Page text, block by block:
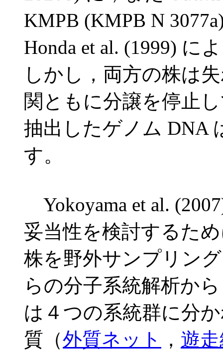
KMPB (KMPB N
Honda et al. (1999) に
しかし，両方の株は
関ともに分譲を停止
抽出したゲノム DNA
す。
Yokoyama et al.
妥当性を検討するた
株を野外サンプリン
らの分子系統解析か
は４つの系統群に分
質（外質ネット ， 遊